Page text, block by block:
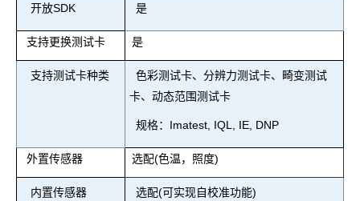
开放SDK 是
支持更换测试卡 是
支持测试卡种类
色彩测试卡、分辨力测试卡、畸变测试
卡、动态范围测试卡
规格：Imatest, IQL, IE, DNP
外置传感器 选配(色温，照度)
内置传感器 选配(可实现自校准功能)